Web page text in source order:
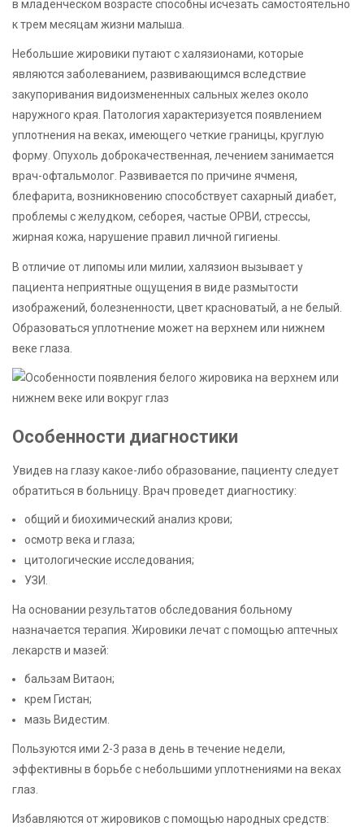
в младенческом возрасте способны исчезать самостоятельно
к трем месяцам жизни малыша.
Небольшие жировики путают с халязионами, которые
являются заболеванием, развивающимся вследствие
закупоривания видоизмененных сальных желез около
наружного края. Патология характеризуется появлением
уплотнения на веках, имеющего четкие границы, круглую
форму. Опухоль доброкачественная, лечением занимается
врач-офтальмолог. Развивается по причине ячменя,
блефарита, возникновению способствует сахарный диабет,
проблемы с желудком, себорея, частые ОРВИ, стрессы,
жирная кожа, нарушение правил личной гигиены.
В отличие от липомы или милии, халязион вызывает у
пациента неприятные ощущения в виде размытости
изображений, болезненности, цвет красноватый, а не белый.
Образоваться уплотнение может на верхнем или нижнем
веке глаза.
Особенности диагностики
Увидев на глазу какое-либо образование, пациенту следует
обратиться в больницу. Врач проведет диагностику:
общий и биохимический анализ крови;
осмотр века и глаза;
цитологические исследования;
УЗИ.
На основании результатов обследования больному
назначается терапия. Жировики лечат с помощью аптечных
лекарств и мазей:
бальзам Витаон;
крем Гистан;
мазь Видестим.
Пользуются ими 2-3 раза в день в течение недели,
эффективны в борьбе с небольшими уплотнениями на веках
глаз.
Избавляются от жировиков с помощью народных средств: